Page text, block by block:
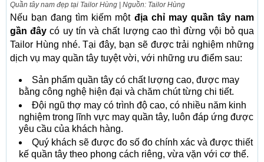
Quần tây nam đẹp tại Tailor Hùng | Nguồn: Tailor Hùng
Nếu bạn đang tìm kiếm một địa chỉ may quần tây nam
gần đây có uy tín và chất lượng cao thì đừng vội bỏ qua
Tailor Hùng nhé. Tại đây, bạn sẽ được trải nghiệm những
dịch vụ may quần tây tuyệt vời, với những ưu điểm sau:
Sản phẩm quần tây có chất lượng cao, được may
bằng công nghệ hiện đại và chăm chút từng chi tiết.
Đội ngũ thợ may có trình độ cao, có nhiều năm kinh
nghiệm trong lĩnh vực may quần tây, luôn đáp ứng được
yêu cầu của khách hàng.
Quý khách sẽ được đo số đo chính xác và được thiết
kế quần tây theo phong cách riêng, vừa vặn với cơ thể.